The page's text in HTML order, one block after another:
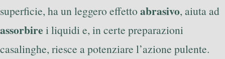
superficie, ha un leggero effetto abrasivo, aiuta ad
assorbire i liquidi e, in certe preparazioni
casalinghe, riesce a potenziare l’azione pulente.